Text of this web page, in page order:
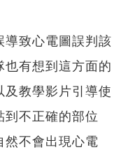
致心電圖誤判該
有想到這方面的
教學影片引導使
到不正確的部位
不會出現心電